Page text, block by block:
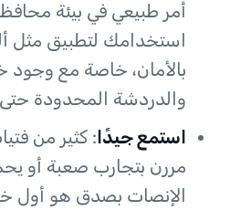
أمر طبيعي في بيئة
استخدامك لتطبيق مثل
بالأمان، خاصة مع وجود
والدردشة المحدودة حتى
استمع جيدًا: كثير من
مررن بتجارب صعبة أو
الإنصات بصدق هو أول